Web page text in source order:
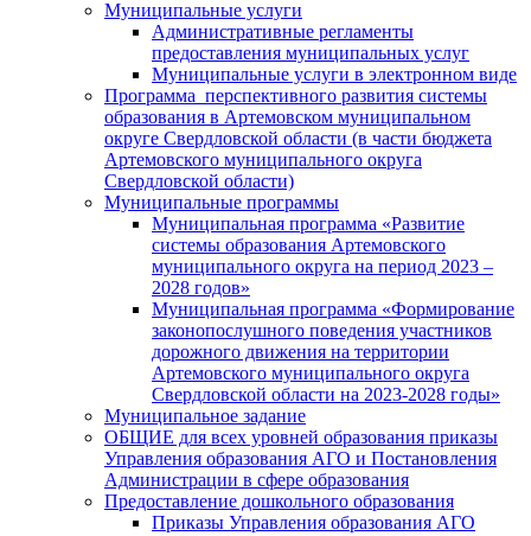
Муниципальные услуги
Административные регламенты
предоставления муниципальных услуг
Муниципальные услуги в электронном виде
Программа перспективного развития системы
образования в Артемовском муниципальном
округе Свердловской области (в части бюджета
Артемовского муниципального округа
Свердловской области)
Муниципальные программы
Муниципальная программа «Развитие
системы образования Артемовского
муниципального округа на период 2023 –
2028 годов»
Муниципальная программа «Формирование
законопослушного поведения участников
дорожного движения на территории
Артемовского муниципального округа
Свердловской области на 2023-2028 годы»
Муниципальное задание
ОБЩИЕ для всех уровней образования приказы
Управления образования АГО и Постановления
Администрации в сфере образования
Предоставление дошкольного образования
Приказы Управления образования АГО